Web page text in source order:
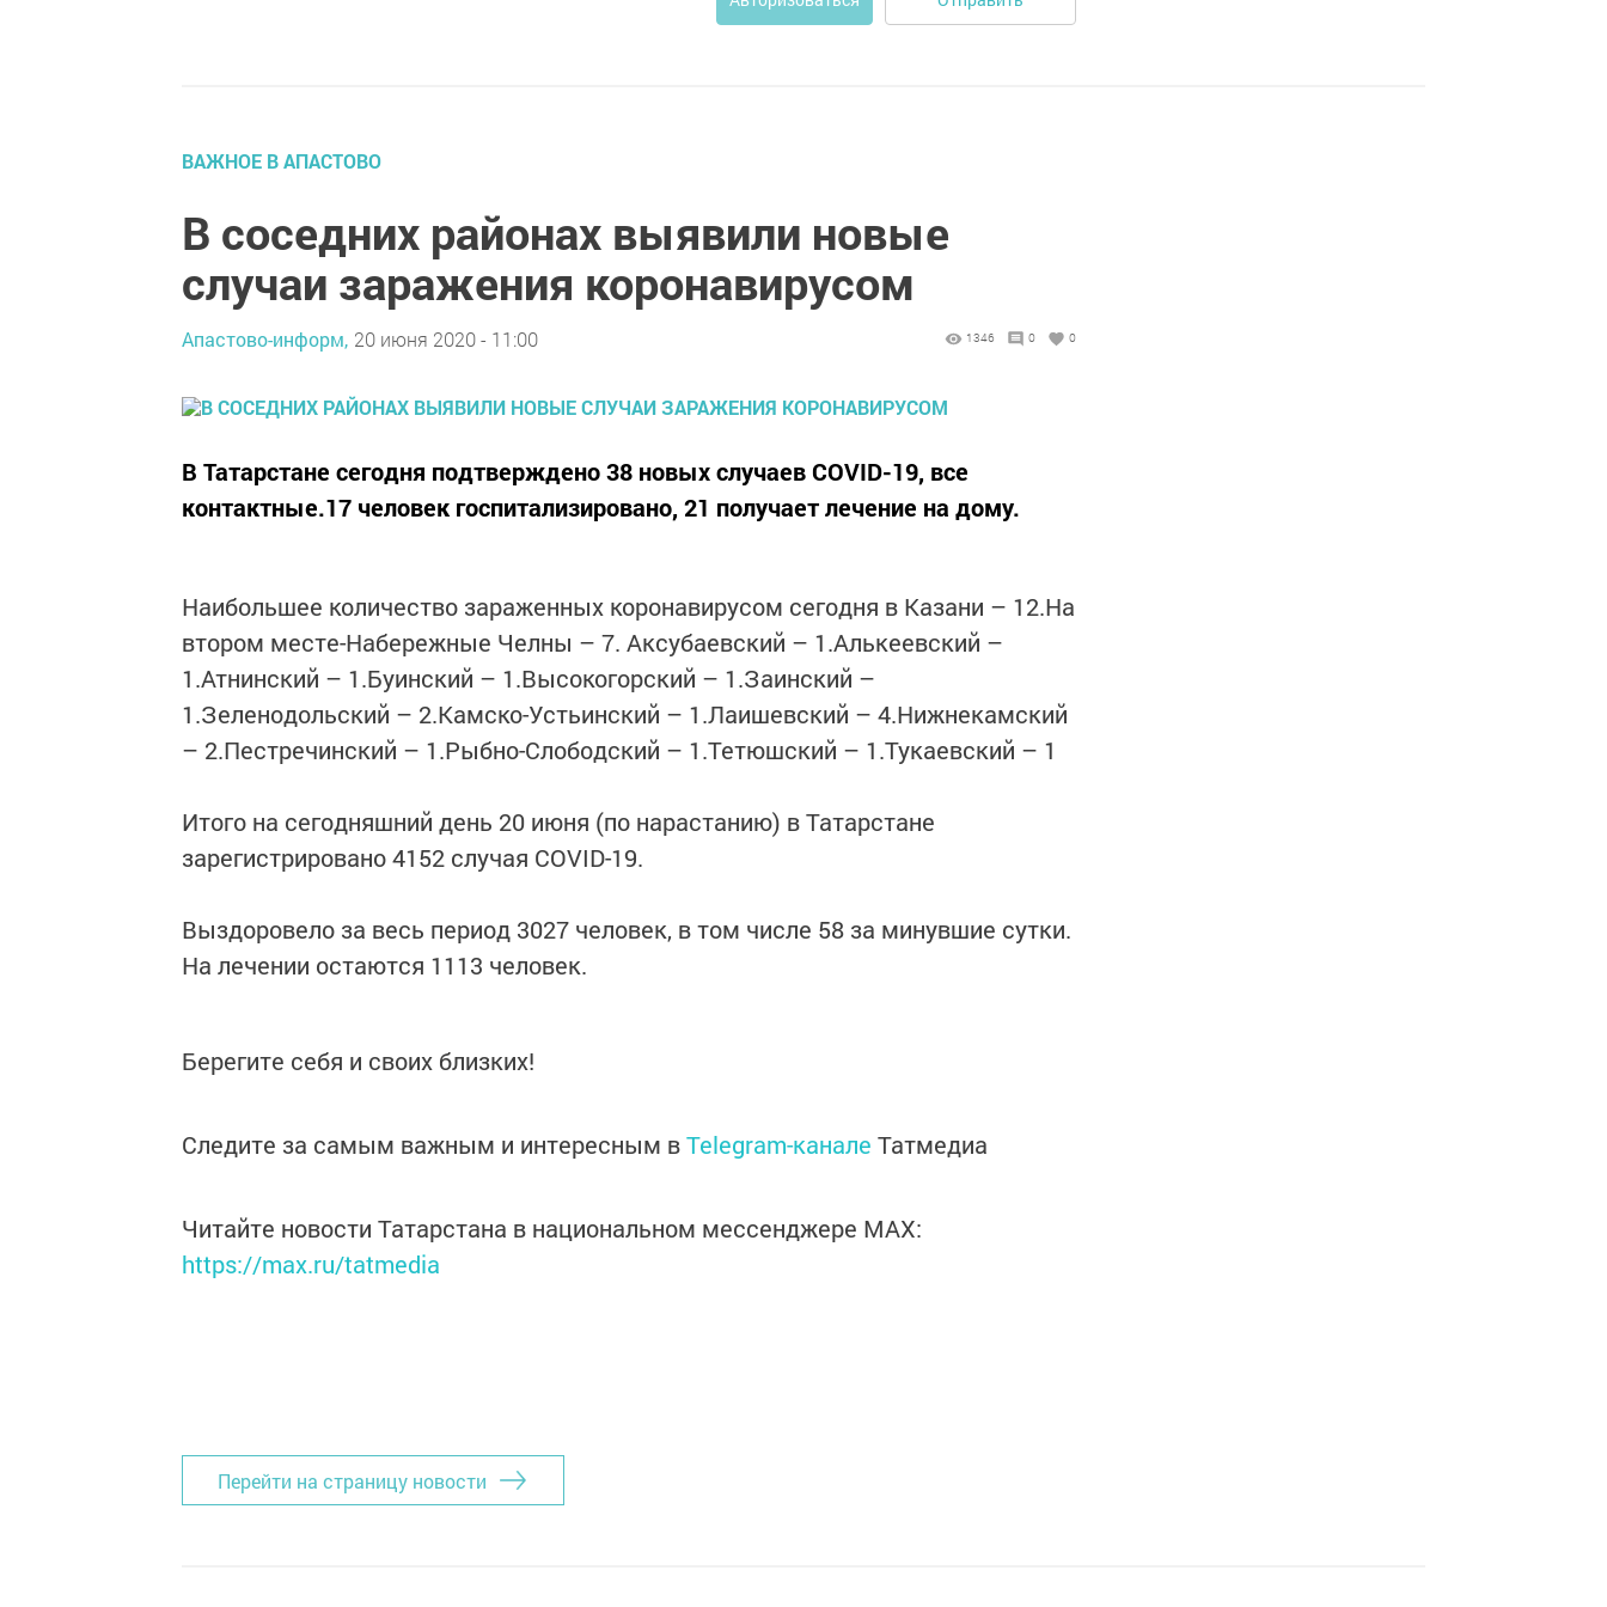
ВАЖНОЕ В АПАСТОВО
В соседних районах выявили новые
случаи заражения коронавирусом
Апастово-информ, 20 июня 2020 - 11:00 1346 0 0
В Татарстане сегодня подтверждено 38 новых случаев COVID-19, все
контактные.17 человек госпитализировано, 21 получает лечение на дому.
Наибольшее количество зараженных коронавирусом сегодня в Казани – 12.На
втором месте-Набережные Челны – 7. Аксубаевский – 1.Алькеевский –
1.Атнинский – 1.Буинский – 1.Высокогорский – 1.Заинский –
1.Зеленодольский – 2.Камско-Устьинский – 1.Лаишевский – 4.Нижнекамский
– 2.Пестречинский – 1.Рыбно-Слободский – 1.Тетюшский – 1.Тукаевский – 1
Итого на сегодняшний день 20 июня (по нарастанию) в Татарстане
зарегистрировано 4152 случая COVID-19.
Выздоровело за весь период 3027 человек, в том числе 58 за минувшие сутки.
На лечении остаются 1113 человек.
Берегите себя и своих близких!
Следите за самым важным и интересным вTelegram-канале Татмедиа
Читайте новости Татарстана в национальном мессенджере MАХ:
https://max.ru/tatmedia
Перейти на страницу новости